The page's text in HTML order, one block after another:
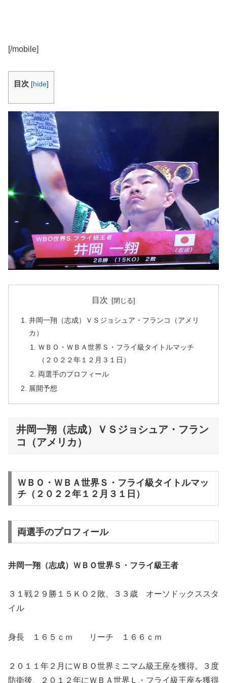
[/mobile]
目次 [hide]
目次
井岡一翔（志成）ＶＳジョシュア・フランコ（アメリ
カ）
ＷＢＯ・ＷＢＡ世界Ｓ・フライ級タイトルマッチ
（２０２２年１２月３１日）
両選手のプロフィール
展開予想
井岡一翔（志成）ＶＳジョシュア・フラン
コ（アメリカ）
ＷＢＯ・ＷＢＡ世界Ｓ・フライ級タイトルマッ
チ（２０２２年１２月３１日）
両選手のプロフィール
井岡一翔（志成）ＷＢＯ世界Ｓ・フライ級王者
３１戦２９勝１５ＫＯ２敗、３３歳 オーソドックススタ
イル
身長 １６５ｃｍ リーチ １６６ｃｍ
２０１１年２月にＷＢＯ世界ミニマム級王座を獲得。３度
防衛後、２０１２年にＷＢＡ世界Ｌ・フライ級王座を獲得